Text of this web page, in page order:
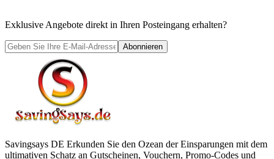
Exklusive Angebote direkt in Ihren Posteingang erhalten?
Abonnieren
Savingsays DE Erkunden Sie den Ozean der Einsparungen mit dem
ultimativen Schatz an Gutscheinen, Vouchern, Promo-Codes und